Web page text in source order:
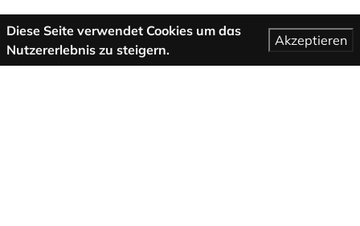
Diese Seite verwendet Cookies um das
Nutzererlebnis zu steigern.
Akzeptieren